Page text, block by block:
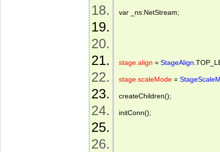
var _ns:NetStream;
stage.align = StageAlign
stage.scaleMode =
createChildren();
initConn();